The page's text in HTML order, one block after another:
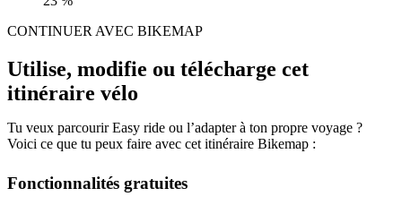
CONTINUER AVEC BIKEMAP
Utilise, modifie ou télécharge cet
itinéraire vélo
Tu veux parcourir Easy ride ou l’adapter à ton propre voyage ?
Voici ce que tu peux faire avec cet itinéraire Bikemap :
Fonctionnalités gratuites